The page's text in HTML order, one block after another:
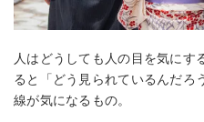
人はどうしても人の目を気にす
ると「どう見られているんだ
線が気になるもの。